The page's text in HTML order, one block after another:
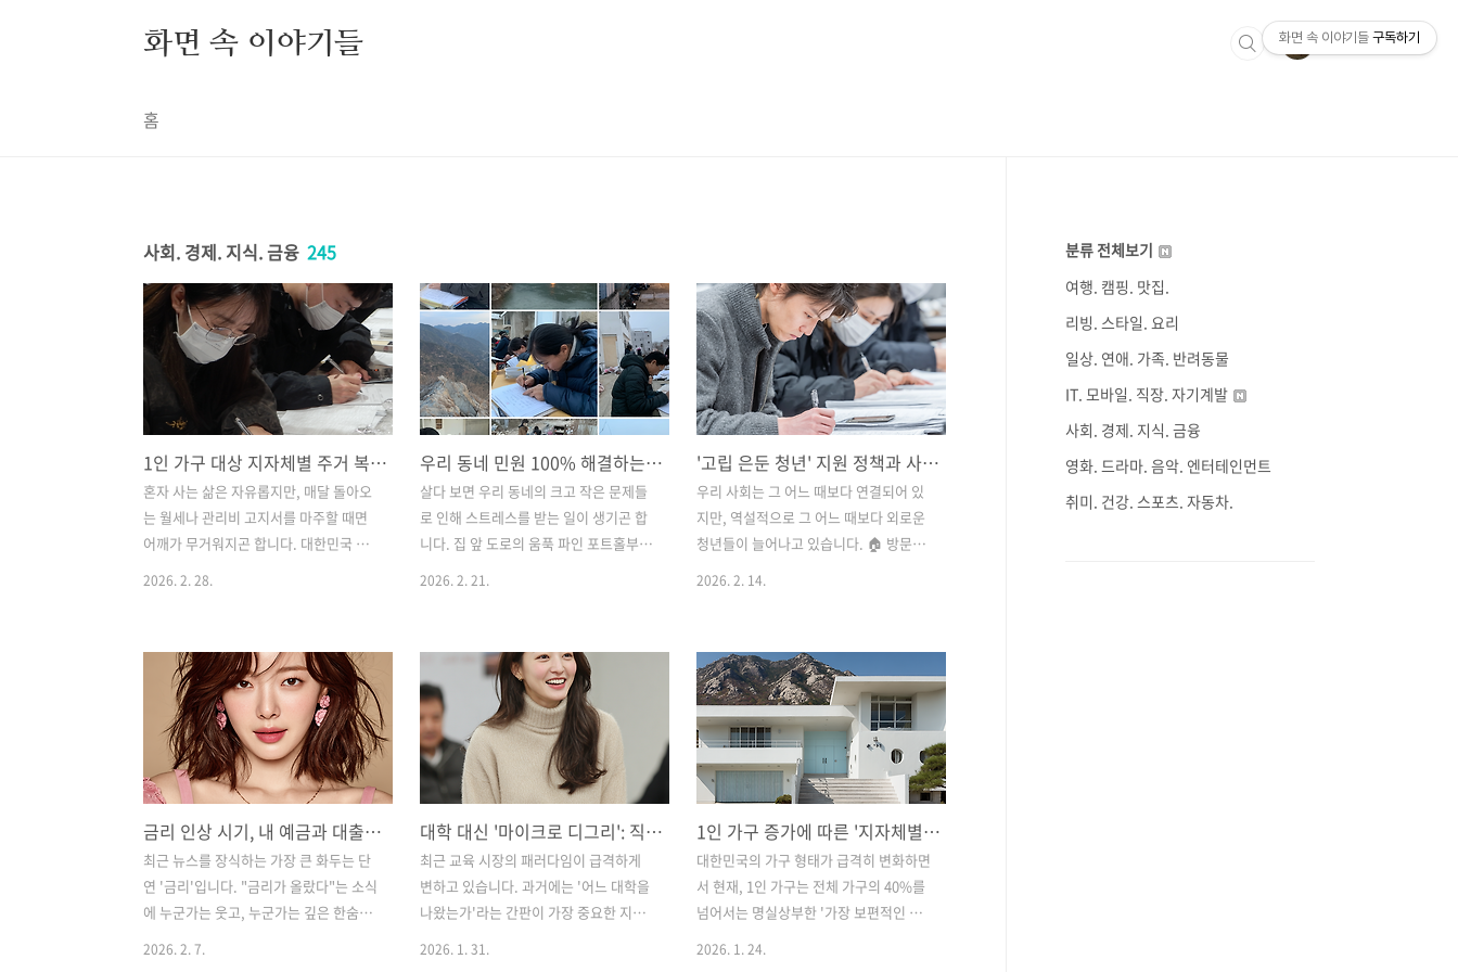
화면 속 이야기들
홈
사회. 경제. 지식. 금융 245
1인 가구 대상 지자체별 주거 복지 혜택 및 신청 자격 총정리
혼자 사는 삶은 자유롭지만, 매달 돌아오
는 월세나 관리비 고지서를 마주할 때면
어깨가 무거워지곤 합니다. 대한민국 전
에서는 1인 가구의 주거 불안을 해소하기
위해 과거보다 훨씬 촘촘하고 다양한 복
지 정책을 쏟아내고 있습니다. 🏠✨하지
만 내가 살고 있는 동네에 어떤 혜택이 있
는지, 내가 자격 요건에 해당되는지를 몰
라 소중한 지원금을 놓치는 경우가 너무
나 많습니다. "아는 것이 돈"이라는 말은
주거 복지 영역에서 가장 정확한 표현입
니다. 오늘은 서울부터 제주까지, 1인 가
구라면 반드시 챙겨야 할 지자체별 주거
복지 혜택과 신청 자격을 총정리해 드립
줄..
2026. 2. 28.
우리 동네 민원 100% 해결하는 '법대로' 민원 작성법과 담당 공무원 응대 팁
살다 보면 우리 동네의 크고 작은 문제들
로 인해 스트레스를 받는 일이 생기곤 합
니다. 집 앞 도로의 움푹 파인 포트홀부터
체에 전화를 걸거나 게시판에 글을 남기
지만, "검토 중입니다" 또는 "예산이 부족
하여 당장 처리가 어렵습니다"라는 원론
적인 답변만 듣고 좌절하곤 합니다. 🏛️하
지만 민원에도 '공식'이 있습니다. 단순히
불편함을 호소하는 '감정적 민원'은 공무
원의 서류함 하단으로 밀려나기 일쑤지
만, 명확한 법적 근거와 논리를 갖춘 '전략
적 민원'은 담당자를 즉각 움직이게 만드
는 힘이 있습니다. 오늘은 공무원이 가장
무서워하면서도, 한편으로는 명쾌하게 일
2026. 2. 21.
'고립 은둔 청년' 지원 정책과 사회적 처방의 이해
우리 사회는 그 어느 때보다 연결되어 있
지만, 역설적으로 그 어느 때보다 외로운
청년들이 늘어나고 있습니다. 🏠 방문을
지고 해결해야 할 시급한 과제가 되었습
니다.정부와 지자체는 이들이 다시 세상
밖으로 나와 활기찬 일상을 되찾을 수 있
도록 다양한 지원 정책과 더불어, 단순한
치료를 넘어선 '사회적 처방'이라는 새로
운 패러다임을 도입하고 있습니다. 오늘
은 고립 은둔 청년의 실태와 이들을 위한
구체적인 지원책, 그리고 우리 공동체가
나아가야 할 방향에 대해 깊이 있게 살펴
보겠습니다. 🤝✨목차고립 은둔 청년의
정의와 현재 우리 사회의 실태 정부 및 지
2026. 2. 14.
금리 인상 시기, 내 예금과 대출은 어떻게? 초보자를 위한 '금리 변동 대응 매뉴얼
최근 뉴스를 장식하는 가장 큰 화두는 단
연 '금리'입니다. "금리가 올랐다"는 소식
에 누군가는 웃고, 누군가는 깊은 한숨을
2026. 2. 7.
대학 대신 '마이크로 디그리': 직무 역량 중심의 실용 교육 트렌드
최근 교육 시장의 패러다임이 급격하게
변하고 있습니다. 과거에는 '어느 대학을
나왔는가'라는 간판이 가장 중요한 지표
2026. 1. 31.
1인 가구 증가에 따른 '지자체별 1인 가구 지원 정책' 총정리 및 신청 노하우
대한민국의 가구 형태가 급격히 변화하면
서 현재, 1인 가구는 전체 가구의 40%를
넘어서는 명실상부한 '가장 보편적인 가
2026. 1. 24.
분류 전체보기
여행. 캠핑. 맛집.
리빙. 스타일. 요리
일상. 연애. 가족. 반려동물
IT. 모바일. 직장. 자기계발
사회. 경제. 지식. 금융
영화. 드라마. 음악. 엔터테인먼트
취미. 건강. 스포츠. 자동차.
화면 속 이야기들 구독하기